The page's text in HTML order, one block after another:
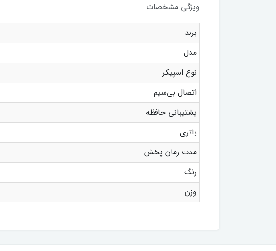
ویژگی مشخصات
برند
مدل
نوع اسپیکر
اتصال بی‌سیم
پشتیبانی حافظه
باتری
مدت زمان پخش
رنگ
وزن